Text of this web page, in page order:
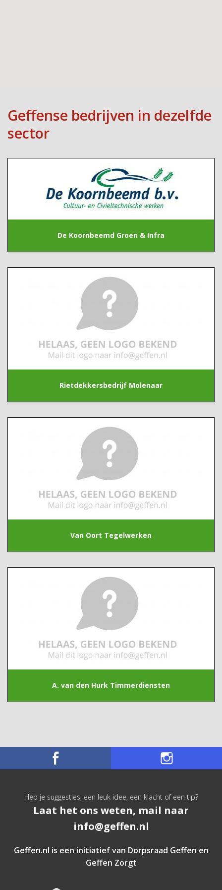
Geffense bedrijven in dezelfde
sector
De Koornbeemd Groen & Infra
Rietdekkersbedrijf Molenaar
Van Oort Tegelwerken
A. van den Hurk Timmerdiensten
Heb je suggesties, een leuk idee, een klacht of een tip?
Laat het ons weten, mail naar
info@geffen.nl
Geffen.nl is een initiatief van Dorpsraad Geffen en
Geffen Zorgt